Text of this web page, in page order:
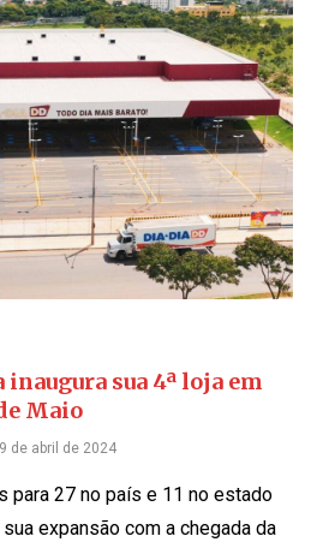
inaugura sua 4ª loja em
Maio
de abril de 2024
para 27 no país e 11 no estado
expansão com a chegada da